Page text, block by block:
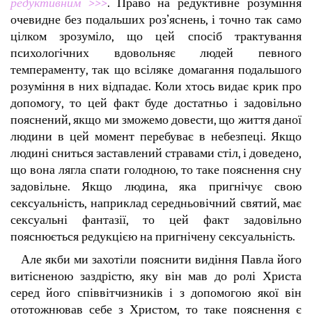
очевидне без подальших роз’яснень, і точно так само
цілком зрозуміло, що цей спосіб трактування
психологічних вдовольняє людей певного
темпераменту, так що всіляке домагання подальшого
розуміння в них відпадає. Коли хтось видає крик про
допомогу, то цей факт буде достатньо і задовільно
пояснений, якщо ми зможемо довести, що життя даної
людини в цей момент перебуває в небезпеці. Якщо
людині сниться заставлений стравами стіл, і доведено,
що вона лягла спати голодною, то таке пояснення сну
задовільне. Якщо людина, яка пригнічує свою
сексуальність, наприклад середньовічний святий, має
сексуальні фантазії, то цей факт задовільно
пояснюється редукцією на пригнічену сексуальність.
Але якби ми захотіли пояснити видіння Павла його
витісненою заздрістю, яку він мав до ролі Христа
серед його співвітчизників і з допомогою якої він
ототожнював себе з Христом, то таке пояснення є